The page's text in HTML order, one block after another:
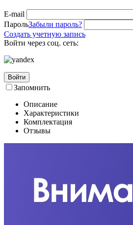
E-mail
ПарольЗабыли пароль?
Создать учетную запись
Войти через соц. сеть:
Войти
Запомнить
Описание
Характеристики
Комплектация
Отзывы